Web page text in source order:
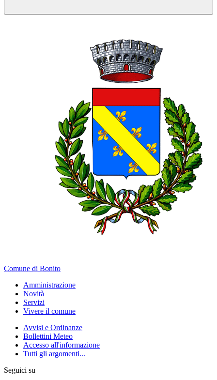
Comune di Bonito
Amministrazione
Novità
Servizi
Vivere il comune
Avvisi e Ordinanze
Bollettini Meteo
Accesso all'informazione
Tutti gli argomenti...
Seguici su